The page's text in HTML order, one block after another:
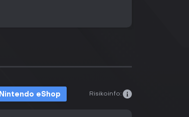
Nintendo eShop Risikoinfo: